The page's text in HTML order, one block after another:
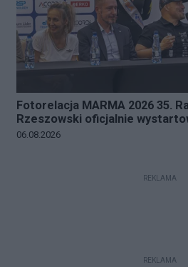
Fotorelacja MARMA 2026 35.
Rzeszowski oficjalnie
Data dodania galerii:
06.08.2026
REKLAMA
REKLAMA